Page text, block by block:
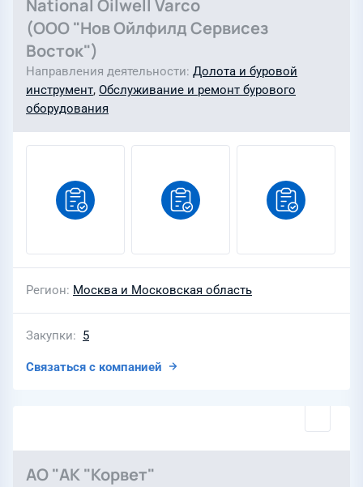
National Oilwell Varco
(ООО "Нов Ойлфилд Сервисез
Восток")
Направления деятельности Долота и буровой
инструмент, Обслуживание и ремонт бурового
оборудования
Регион Москва и Московская область
Закупки 5
Связаться с компанией
АО "АК "Корвет"